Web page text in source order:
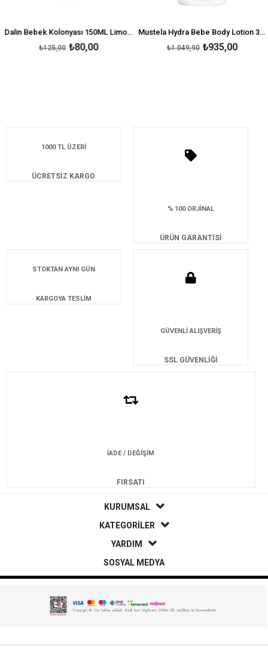
Dalin Bebek Kolonyası 150ML Limon Çiçeği
₺80,00
₺125,00
Mustela Hydra Bebe Body Lotion 300 ml-Hydra Bebe Vücut Losyonu
₺935,00
₺1.049,90
1000 TL ÜZERİ
ÜCRETSİZ KARGO
% 100 ORJİNAL
ÜRÜN GARANTİSİ
STOKTAN AYNI GÜN
KARGOYA TESLİM
GÜVENLİ ALIŞVERİŞ
SSL GÜVENLİĞİ
İADE / DEĞİŞİM
FIRSATI
KURUMSAL
KATEGORİLER
YARDIM
SOSYAL MEDYA